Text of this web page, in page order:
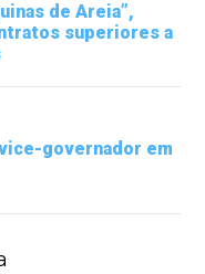
de Areia”,
superiores a
governador em